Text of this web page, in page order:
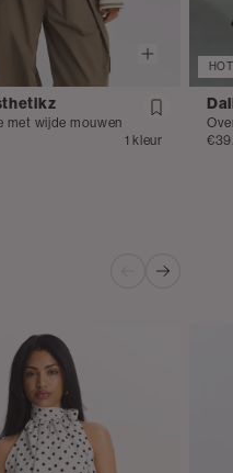
met wijde mouwen
1 kleur